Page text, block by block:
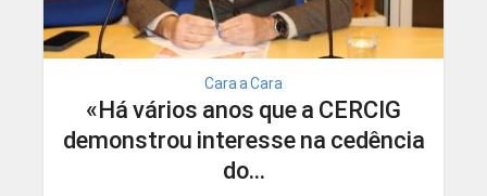
Cara a Cara
«Há vários anos que a CERCIG
demonstrou interesse na cedência
do...